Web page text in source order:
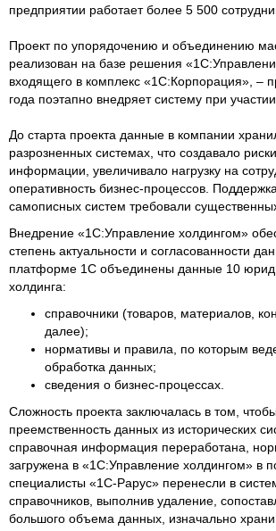
предприятии работает более 5 500
Проект по упорядочению и объединению
реализован на базе решения
входящего в комплекс «1С:Корпорация», –
года поэтапно внедряет систему при
До старта проекта данные в компании
разрозненных системах, что создавало
информации, увеличивало нагрузку на
оперативность бизнес-процессов.
самописных систем требовали
Внедрение «1С:Управление холдингом»
степень актуальности и согласованности
платформе 1С объединены данные 10
холдинга:
справочники (товаров, материалов,
далее);
нормативы и правила, по которым
обработка данных;
сведения о бизнес-процессах.
Сложность проекта заключалась в том,
преемственность данных из исторических
справочная информация переработана,
загружена в «1С:Управление холдингом» в
специалисты «1С-Рарус» перенесли в
справочников, выполнив удаление,
большого объема данных, изначально